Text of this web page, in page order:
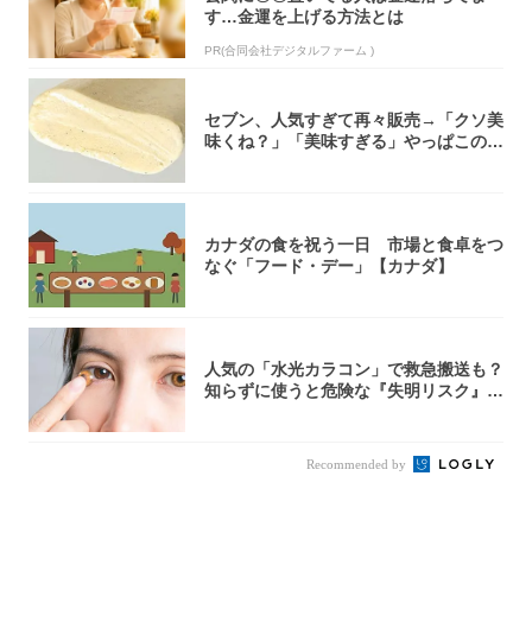
す…金運を上げる方法とは
PR(合同会社デジタルファーム )
セブン、人気すぎて再々販売→「クソ美
味くね？」「美味すぎる」やっぱこのク
カナダの食を祝う一日 市場と食卓をつ
なぐ「フード・デー」【カナダ】
人気の「水光カラコン」で救急搬送も？
知らずに使うと危険な『失明リスク』と
Recommended by